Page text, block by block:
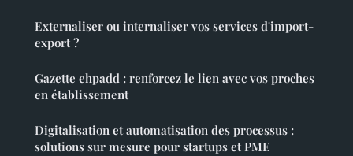
Externaliser ou internaliser vos services d'import-
export ?
Gazette ehpadd : renforcez le lien avec vos proches
en établissement
Digitalisation et automatisation des processus :
solutions sur mesure pour startups et PME